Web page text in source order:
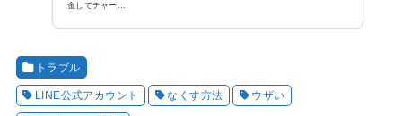
金してチャー...
トラブル
LINE公式アカウント なくす方法 ウザい